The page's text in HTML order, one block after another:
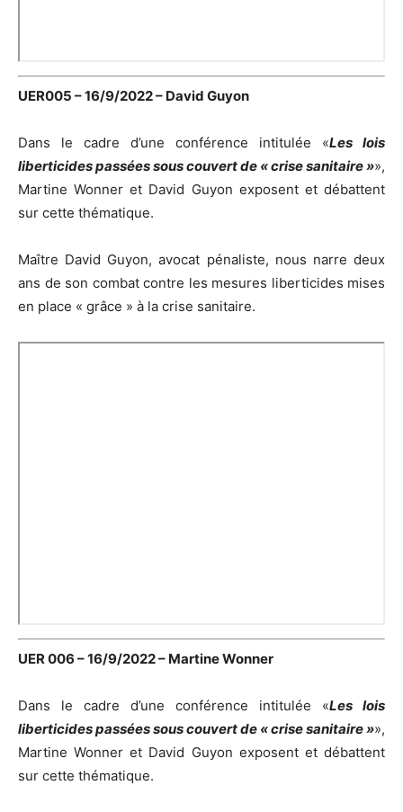
UER005 – 16/9/2022 – David Guyon
Dans le cadre d’une conférence intitulée «Les lois
liberticides passées sous couvert de « crise sanitaire »»,
Martine Wonner et David Guyon exposent et débattent
sur cette thématique.
Maître David Guyon, avocat pénaliste, nous narre deux
ans de son combat contre les mesures liberticides mises
en place « grâce » à la crise sanitaire.
UER 006 – 16/9/2022 – Martine Wonner
Dans le cadre d’une conférence intitulée «Les lois
liberticides passées sous couvert de « crise sanitaire »»,
Martine Wonner et David Guyon exposent et débattent
sur cette thématique.